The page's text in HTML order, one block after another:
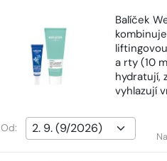
Balíček
a rty (10
hydratují,
vyhlazují
Od: